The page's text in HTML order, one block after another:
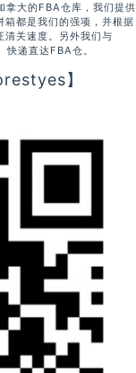
拿大的FBA仓库，我们提供
都是我们的强项，并根据
清关速度。另外我们与
递直达FBA仓。
】